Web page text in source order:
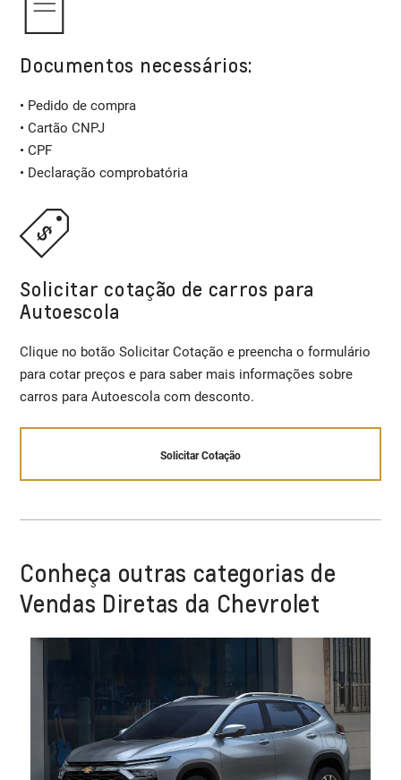
Documentos necessários:
• Pedido de compra
• Cartão CNPJ
• CPF
• Declaração comprobatória
Solicitar cotação de carros para
Autoescola
Clique no botão Solicitar Cotação e preencha o formulário
para cotar preços e para saber mais informações sobre
carros para Autoescola com desconto.
Solicitar Cotação
Conheça outras categorias de
Vendas Diretas da Chevrolet